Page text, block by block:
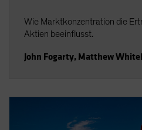
Wie Marktkonzentration die
Aktien beeinflusst.
John Fogarty, Matthew